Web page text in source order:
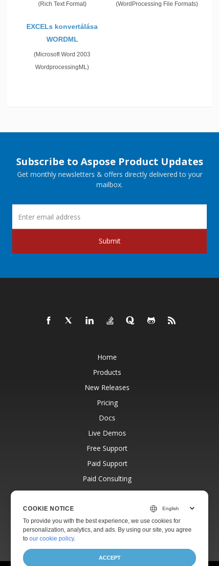
(Rich Text Format) (WordProcessing File Formats)
EXCELs konvertálása
WORDML
(Microsoft Word 2003
WordprocessingML)
Subscribe to Aspose Product Updates
Get monthly newsletters & offers directly delivered to your
mailbox.
Submit
Home
Products
New Releases
Pricing
Docs
Live Demos
Free Support
Paid Support
Paid Consulting
Blog
About
COOKIE NOTICE
To provide you with the best experience, we use cookies for
personalization, analytics, and ads. By using our site, you agree
toour cookie policy.
ACCEPT